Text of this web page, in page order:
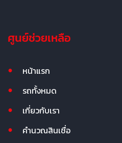
ศูนย์ช่วยเหลือ
หน้าแรก
รถทั้งหมด
เกี่ยวกับเรา
คำนวณสินเชื่อ